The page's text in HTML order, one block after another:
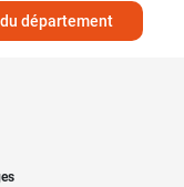
département